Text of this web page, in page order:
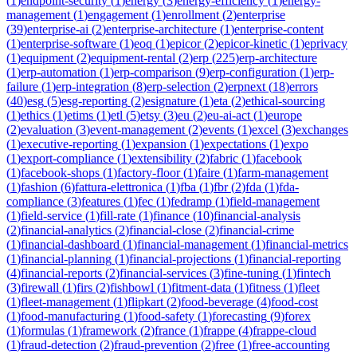
management (1)engagement (1)enrollment (2)enterprise
(39)enterprise-ai (2)enterprise-architecture (1)enterprise-content
(1)enterprise-software (1)eoq (1)epicor(2)epicor-kinetic (1)eprivacy
(1)equipment (2)equipment-rental (2)erp (225)erp-architecture
(1)erp-automation (1)erp-comparison (9)erp-configuration (1)erp-
failure (1)erp-integration (8)erp-selection (2)erpnext (18)errors
(40)esg (5)esg-reporting (2)esignature (1)eta (2)ethical-sourcing
(1)ethics (1)etims (1)etl (5)etsy (3)eu (2)eu-ai-act (1)europe
(2)evaluation (3)event-management (2)events (1)excel (3)exchanges
(1)executive-reporting (1)expansion (1)expectations (1)expo
(1)export-compliance (1)extensibility (2)fabric (1)facebook
(1)facebook-shops (1)factory-floor(1)faire (1)farm-management
(1)fashion (6)fattura-elettronica (1)fba (1)fbr(2)fda (1)fda-
compliance (3)features (1)fec (1)fedramp (1)field-management
(1)field-service (1)fill-rate (1)finance (10)financial-analysis
(2)financial-analytics (2)financial-close (2)financial-crime
(1)financial-dashboard (1)financial-management (1)financial-metrics
(1)financial-planning (1)financial-projections (1)financial-reporting
(4)financial-reports (2)financial-services (3)fine-tuning (1)fintech
(3)firewall (1)firs (2)fishbowl (1)fitment-data (1)fitness (1)fleet
(1)fleet-management (1)flipkart (2)food-beverage (4)food-cost
(1)food-manufacturing (1)food-safety (1)forecasting (9)forex
(1)formulas (1)framework (2)france (1)frappe (4)frappe-cloud
(1)fraud-detection (2)fraud-prevention (2)free (1)free-accounting